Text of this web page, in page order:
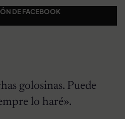
DE FACEBOOK
golosinas. Puede
lo haré».